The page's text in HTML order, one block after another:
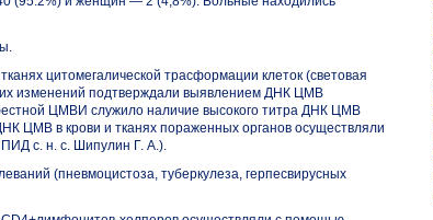
цитомегалической трасформации клеток (световая
изменений подтверждали выявлением ДНК ЦМВ
ЦМВИ служило наличие высокого титра ДНК ЦМВ
ЦМВ в крови и тканях пораженных органов осуществляли
с. н. с. Шипулин Г. А.).
(пневмоцистоза, туберкулеза, герпесвирусных